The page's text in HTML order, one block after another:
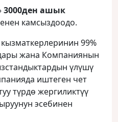
3000ден ашык
камсыздоодо.
99%
жана Компаниянын
үлүшү
иштеген чет
түрдө жергиликтүү
эсебинен